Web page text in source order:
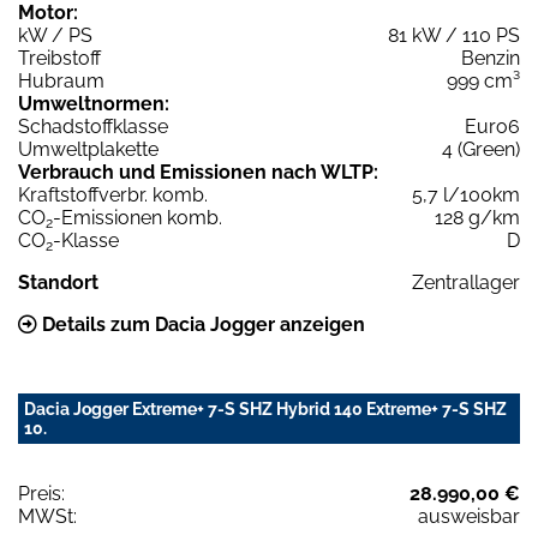
Motor:
kW / PS
81 kW / 110 PS
Treibstoff
Benzin
Hubraum
999 cm³
Umweltnormen:
Schadstoffklasse
Euro6
Umweltplakette
4 (Green)
Verbrauch und Emissionen nach WLTP:
Kraftstoffverbr. komb.
5,7 l/100km
CO2-Emissionen komb.
128 g/km
CO2-Klasse
D
Standort
Zentrallager
Details zum Dacia Jogger anzeigen
Dacia Jogger Extreme+ 7-S SHZ Hybrid 140 Extreme+ 7-S SHZ
10.
Preis:
28.990,00 €
MWSt:
ausweisbar